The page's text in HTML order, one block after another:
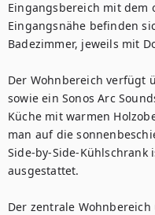
Eingangsbereich mit dem
Eingangsnähe befinden
Badezimmer, jeweils mit
Der Wohnbereich verfügt
sowie ein Sonos Arc
Küche mit warmen
man auf die
Side-by-Side-
ausgestattet.
Der zentrale